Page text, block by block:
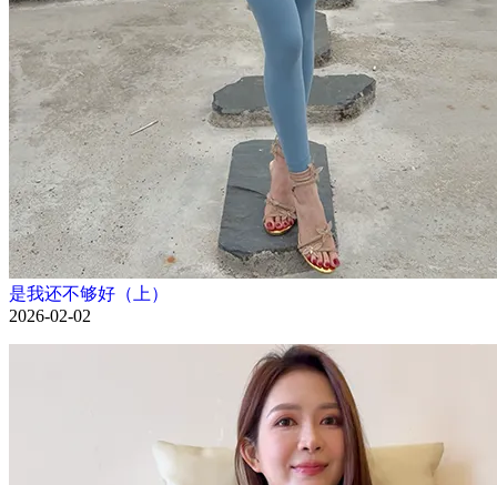
是我还不够好（上）
2026-02-02